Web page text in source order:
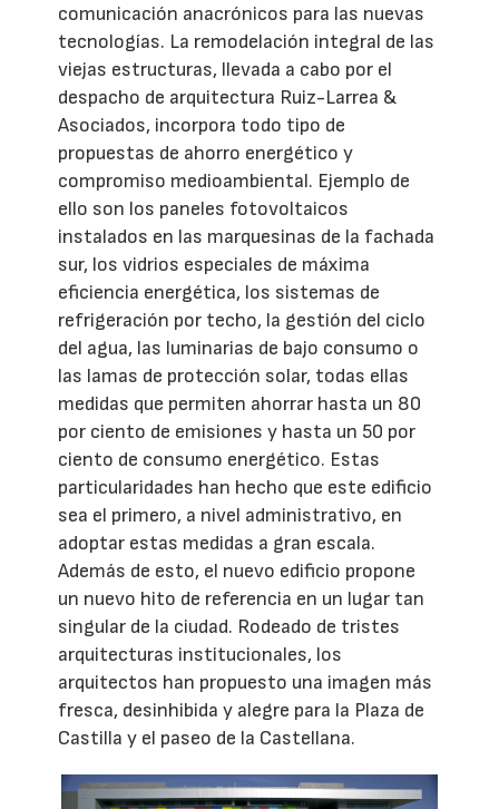
comunicación anacrónicos para las nuevas
tecnologías. La remodelación integral de las
viejas estructuras, llevada a cabo por el
despacho de arquitectura Ruiz-Larrea &
Asociados, incorpora todo tipo de
propuestas de ahorro energético y
compromiso medioambiental. Ejemplo de
ello son los paneles fotovoltaicos
instalados en las marquesinas de la fachada
sur, los vidrios especiales de máxima
eficiencia energética, los sistemas de
refrigeración por techo, la gestión del ciclo
del agua, las luminarias de bajo consumo o
las lamas de protección solar, todas ellas
medidas que permiten ahorrar hasta un 80
por ciento de emisiones y hasta un 50 por
ciento de consumo energético. Estas
particularidades han hecho que este edificio
sea el primero, a nivel administrativo, en
adoptar estas medidas a gran escala.
Además de esto, el nuevo edificio propone
un nuevo hito de referencia en un lugar tan
singular de la ciudad. Rodeado de tristes
arquitecturas institucionales, los
arquitectos han propuesto una imagen más
fresca, desinhibida y alegre para la Plaza de
Castilla y el paseo de la Castellana.